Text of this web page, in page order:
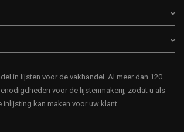
in lijsten voor de vakhandel. Al meer dan 120
voor de lijstenmakerij, zodat u als
inlijsting kan maken voor uw klant.